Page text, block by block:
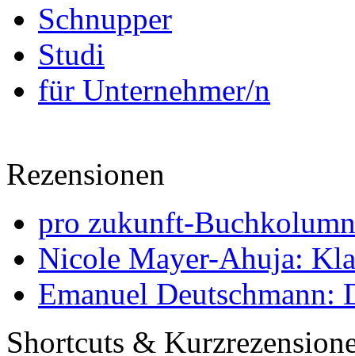
Schnupper
Studi
für Unternehmer/n
Rezensionen
pro zukunft-
Nicole Mayer-Ahuja:
Emanuel Deutschmann:
Shortcuts &